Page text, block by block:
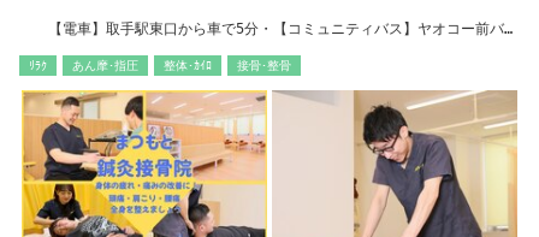
【電車】取手駅東口から車で5分・【コミュニティバス】ヤオコー前バス
ﾘﾗｸ あん摩･指圧 整体･ｶｲﾛ 接骨･整骨